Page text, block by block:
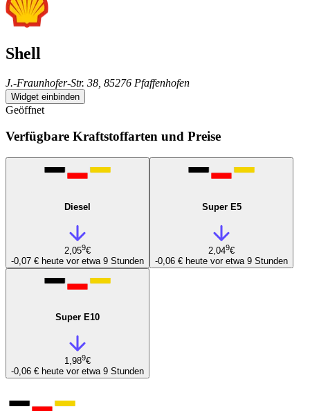
Shell
J.-Fraunhofer-Str. 38, 85276 Pfaffenhofen
Widget einbinden
Geöffnet
Verfügbare Kraftstoffarten und Preise
Diesel
2,059€
-0,07 € heute vor etwa 9 Stunden
Super E5
2,049€
-0,06 € heute vor etwa 9 Stunden
Super E10
1,989€
-0,06 € heute vor etwa 9 Stunden